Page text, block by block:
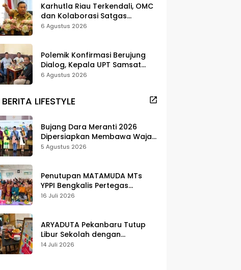
Karhutla Riau Terkendali, OMC
dan Kolaborasi Satgas
Berhasil Tekan Titik Api
6 Agustus 2026
Polemik Konfirmasi Berujung
Dialog, Kepala UPT Samsat
Bengkalis Minta Maaf
6 Agustus 2026
BERITA LIFESTYLE
Bujang Dara Meranti 2026
Dipersiapkan Membawa Wajah
Daerah ke Publik
5 Agustus 2026
Penutupan MATAMUDA MTs
YPPI Bengkalis Pertegas
Pendidikan Berbasis Adat dan
16 Juli 2026
ARYADUTA Pekanbaru Tutup
Libur Sekolah dengan
Pengalaman Staycation
14 Juli 2026